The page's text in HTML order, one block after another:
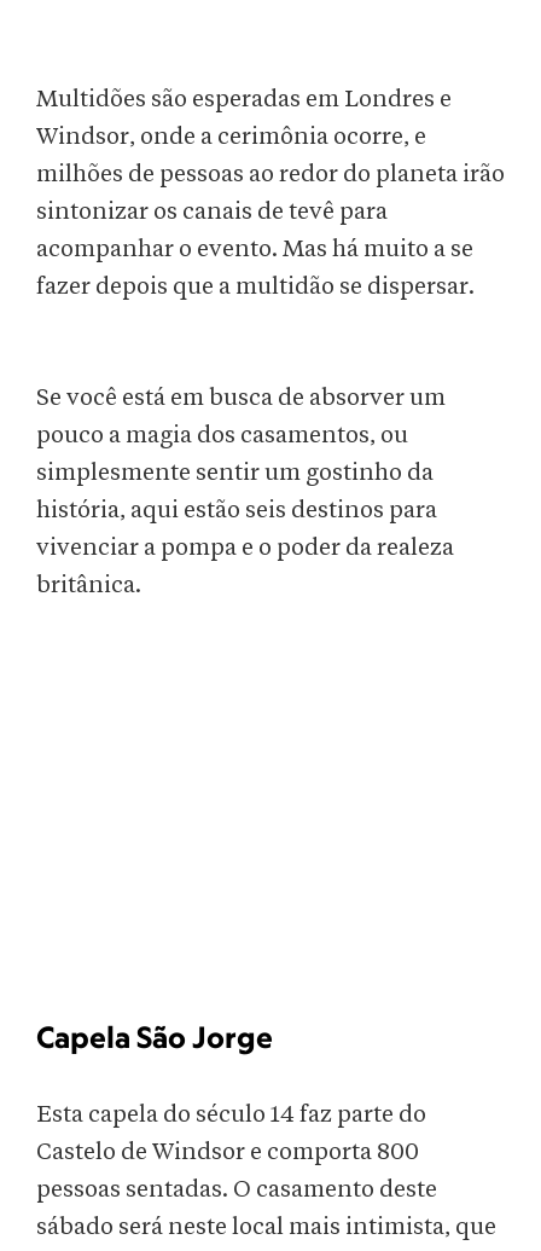
Multidões são esperadas em Londres e
Windsor, onde a cerimônia ocorre, e
milhões de pessoas ao redor do planeta irão
sintonizar os canais de tevê para
acompanhar o evento. Mas há muito a se
fazer depois que a multidão se dispersar.
Se você está em busca de absorver um
pouco a magia dos casamentos, ou
simplesmente sentir um gostinho da
história, aqui estão seis destinos para
vivenciar a pompa e o poder da realeza
britânica.
Capela São Jorge
Esta capela do século 14 faz parte do
Castelo de Windsor e comporta 800
pessoas sentadas. O casamento deste
sábado será neste local mais intimista, que